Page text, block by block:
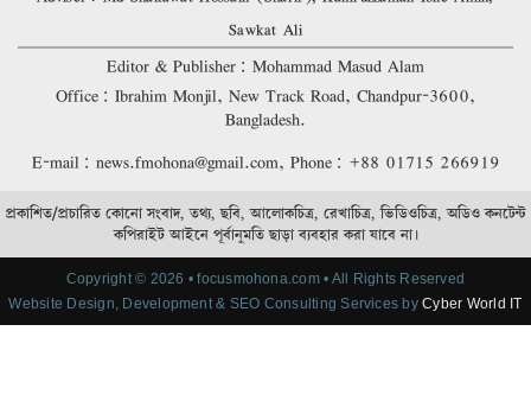
Sawkat Ali
Editor & Publisher: Mohammad Masud Alam
Office: Ibrahim Monjil, New Track Road, Chandpur-3600,
Bangladesh.
E-mail: news.fmohona@gmail.com, Phone: +88 01715 266919
প্রকাশিত/প্রচারিত কোনো সংবাদ, তথ্য, ছবি, আলোকচিত্র, রেখাচিত্র, ভিডিওচিত্র, অডিও কনটেন্ট
কপিরাইট আইনে পূর্বানুমতি ছাড়া ব্যবহার করা যাবে না।
Copyright © 2026 • focusmohona.com • All Rights Reserved
Website Design, Development & SEO Consulting Services byCyber World IT